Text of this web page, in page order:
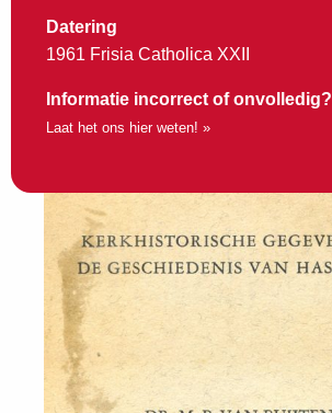
Datering
1961 Frisia Catholica XXII
Informatie incorrect of onvolledig?
Laat het ons hier weten! »